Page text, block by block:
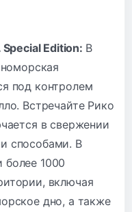
Edition: В
под контролем
Встречайте Рико
в свержении
способами. В
1000
включая
дно, а также